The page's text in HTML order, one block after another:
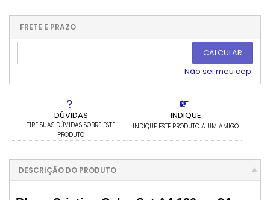
DÚVIDAS
TIRE SUAS DÚVIDAS SOBRE ESTE
PRODUTO
INDIQUE
INDIQUE ESTE PRODUTO A UM AMIGO
3x com juros de R$ 4,37
5x com juros de R$ 2,78
6x com juros de R$ 2,39
9x com juros de R$ 1,74
10x com juros de R$ 1,61
11x com juros de R$ 1,51
12x com juros de R$ 1,42
FRETE E PRAZO
CALCULAR
Não sei meu cep
DESCRIÇÃO DO PRODUTO